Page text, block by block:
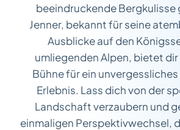
beeindruckende Bergkulisse
Jenner, bekannt für seine
Ausblicke auf den
umliegenden Alpen, bietet
Bühne für ein
Erlebnis. Lass dich von der
Landschaft verzaubern und
einmaligen Perspektivwechsel,